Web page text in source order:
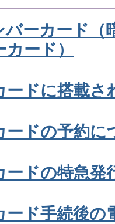
ーカード（
ード）
ードに搭載さ
ードの予約に
ードの特急発
ード手続後の